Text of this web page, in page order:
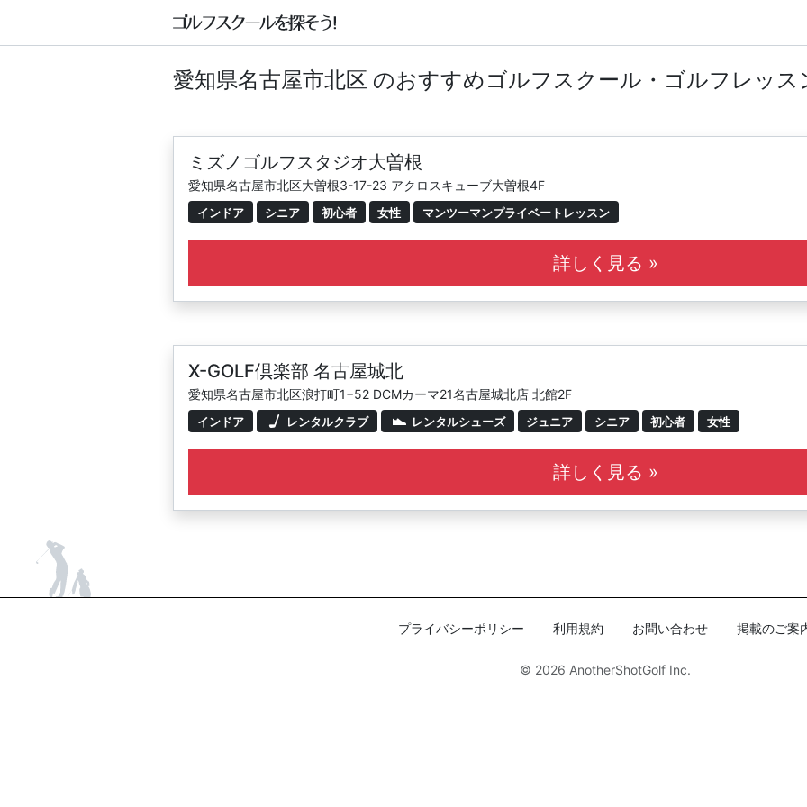
愛知県名古屋市北区 のおすすめゴルフスクール・ゴルフレッス
ミズノゴルフスタジオ大曽根
愛知県名古屋市北区大曽根3-17-23 アクロスキューブ大曽根4F
インドア シニア 初心者 女性 マンツーマンプライベートレッスン
詳しく見る »
X-GOLF倶楽部 名古屋城北
愛知県名古屋市北区浪打町1−52 DCMカーマ21名古屋城北店 北館2F
インドア レンタルクラブ レンタルシューズ ジュニア シニア 初心者 女性
詳しく見る »
プライバシーポリシー 利用規約 お問い合わせ 掲載のご案
© 2026 AnotherShotGolf Inc.